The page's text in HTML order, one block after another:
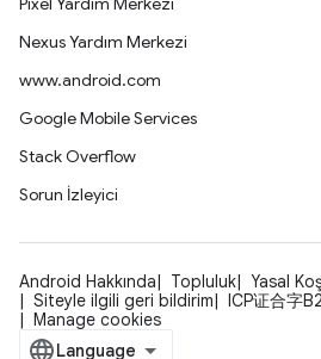
Nexus Yardım Merkezi
www.android.com
Google Mobile Services
Stack Overflow
Sorun İzleyici
Android Hakkında Topluluk Yasal
Siteyle ilgili geri bildirim
ICP证合字
Manage cookies